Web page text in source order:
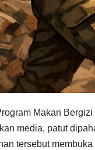
Makan
media, patut
tersebut